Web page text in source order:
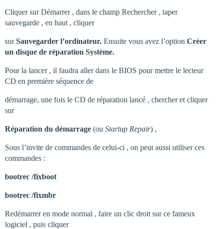
Cliquer sur Démarrer , dans le champ Rechercher , taper
sauvegarde , en haut , cliquer
surSauvegarder l’ordinateur. Ensuite vous avez l’option Créer
un disque de réparation Système.
Pour la lancer , il faudra aller dans le BIOS pour mettre le lecteur
CD en première séquence de
démarrage, une fois le CD de réparation lancé , chercher et cliquer
sur
Réparation du démarrage (ou Startup Repair) ,
Sous l’invite de commandes de celui-ci , on peut aussi utiliser ces
commandes :
bootrec /fixboot
bootrec /fixmbr
Redémarrer en mode normal , faire un clic droit sur ce fameux
logiciel , puis cliquer